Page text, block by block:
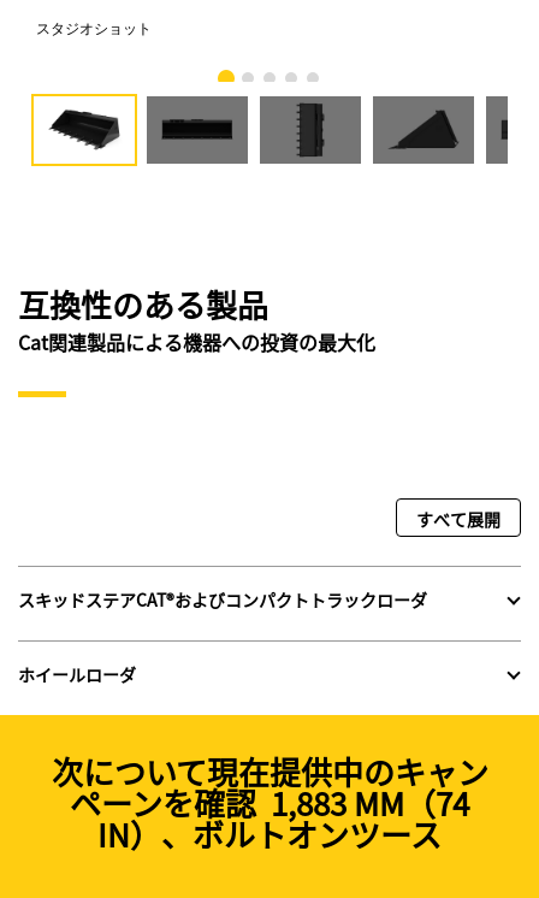
スタジオショット
互換性のある製品
Cat関連製品による機器への投資の最大化
すべて展開
スキッドステアCAT®およびコンパクトトラックローダ
ホイールローダ
次について現在提供中のキャン
ペーンを確認 1,883 MM（74
IN）、ボルトオンツース